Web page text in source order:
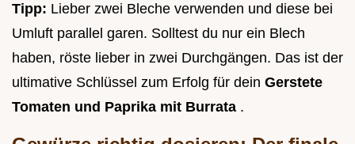
Tipp: Lieber zwei Bleche verwenden und diese bei
Umluft parallel garen. Solltest du nur ein Blech
haben, röste lieber in zwei Durchgängen. Das ist der
ultimative Schlüssel zum Erfolg für dein Gerstete
Tomaten und Paprika mit Burrata .